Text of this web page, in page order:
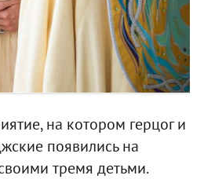
на котором герцог и
появились на
тремя детьми.